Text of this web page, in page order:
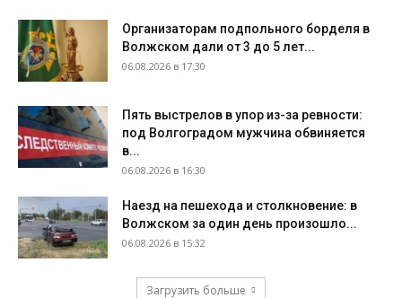
Организаторам подпольного борделя в
Волжском дали от 3 до 5 лет...
06.08.2026 в 17:30
Пять выстрелов в упор из-за ревности:
под Волгоградом мужчина обвиняется
в...
06.08.2026 в 16:30
Наезд на пешехода и столкновение: в
Волжском за один день произошло...
06.08.2026 в 15:32
Загрузить больше